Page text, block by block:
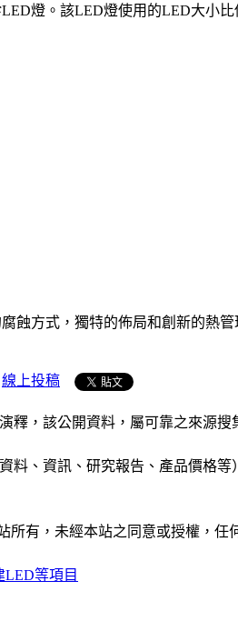
燈。該LED燈使用的LED大小
蝕方式，獨特的佈局和創新的熱
線上投稿
釋，該公開資料，屬可靠之來源
料、資訊、研究報告、產品價格
所有，未經本站之同意或授權
LED等項目